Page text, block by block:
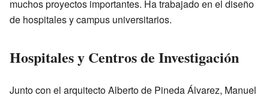
muchos proyectos importantes. Ha trabajado en el diseño
de hospitales y campus universitarios.
Hospitales y Centros de Investigación
Junto con el arquitecto Alberto de Pineda Álvarez, Manuel